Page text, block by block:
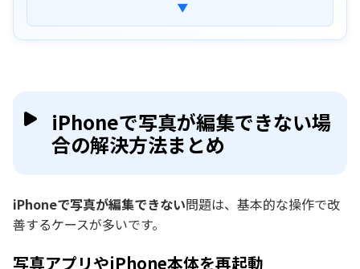
iOSを最新バージョンにアップデート
問（FAQ）
まとめ
▼
iPhoneで写真が編集できない場
合の解決方法まとめ
iPhoneで写真が編集できない問題は、基本的な操作で改
善するケースが多いです。
写真アプリやiPhone本体を再起動